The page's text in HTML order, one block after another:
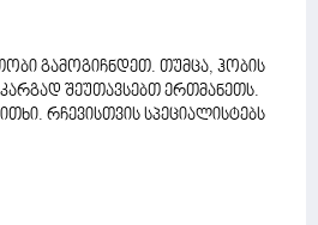
გამოგიჩნდეთ. თუმცა, ჰობის
კარგად შეუთავსებთ ერთმანეთს.
რჩევისთვის სპეციალისტებს